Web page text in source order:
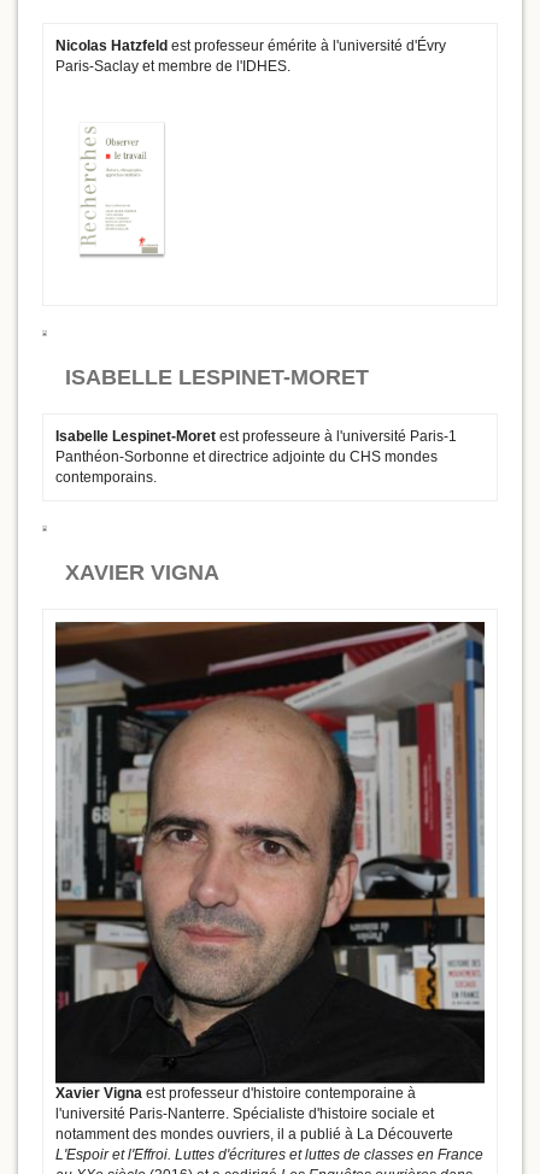
Nicolas Hatzfeld est professeur émérite à l'université d'Évry
Paris-Saclay et membre de l'IDHES.
ISABELLE LESPINET-MORET
Isabelle Lespinet-Moret est professeure à l'université Paris-1
Panthéon-Sorbonne et directrice adjointe du CHS mondes
contemporains.
XAVIER VIGNA
Xavier Vigna est professeur d'histoire contemporaine à
l'université Paris-Nanterre. Spécialiste d'histoire sociale et
notamment des mondes ouvriers, il a publié à La Découverte
L'Espoir et l'Effroi. Luttes d'écritures et luttes de classes en France